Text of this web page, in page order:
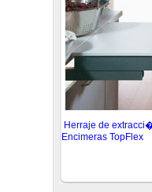
Herraje de
Encimeras TopFlex